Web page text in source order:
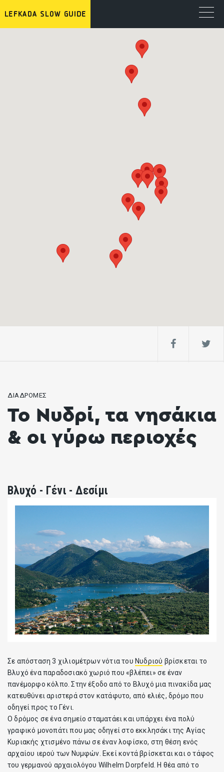
ΔΙΑΔΡΟΜΕΣ
Το Νυδρί, τα νησάκια
& οι γύρω περιοχές
Bλυχό - Γένι - Δεσίμι
Σε απόσταση 3 χιλιομέτρων νότια του Νυδριού βρίσκεται το
Βλυχό ένα παραδοσιακό χωριό που «βλέπει» σε έναν
πανέμορφο κόλπο. Στην έξοδο από το Βλυχό μια πινακίδα μας
κατευθύνει αριστερά στον κατάφυτο, από ελιές, δρόμο που
οδηγεί προς το Γένι.
O δρόμος σε ένα σημείο σταματάει και υπάρχει ένα πολύ
γραφικό μονοπάτι που μας οδηγεί στο εκκλησάκι της Αγίας
Κυριακής χτισμένο πάνω σε έναν λοφίσκο, στη θέση ενός
αρχαίου ιερού των Νυμφών. Εκεί κοντά βρίσκεται και ο τάφος
του γερμανού αρχαιολόγου Wilhelm Dorpfeld. Η θέα από το